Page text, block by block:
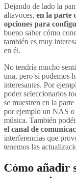
Dejando de lado la
altavoces, en la parte
opciones para
bueno saber cómo
también es muy
en él.
No tendría mucho
una, pero sí podemos
interesantes. Por
poder seleccionarlos
se muestren en la
por ejemplo un NAS o
música. También
el canal de
interferencias que
tenemos las
Cómo añadir